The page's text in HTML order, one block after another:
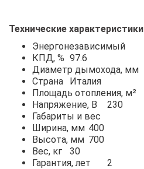
Технические характеристики
Энергонезависимый
КПД, % 97.6
Диаметр дымохода, мм
Страна
Италия
Площадь отопления, м²
Напряжение, В
230
Габариты и вес
Ширина, мм 400
Высота, мм 700
Вес, кг
30
Гарантия, лет
2